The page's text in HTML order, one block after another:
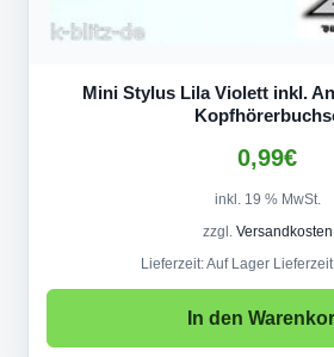
Mini Stylus Lila Violett inkl.
0,99€
inkl. 19 % MwSt.
zzgl. Versandkosten
Lieferzeit:Auf Lager
In den